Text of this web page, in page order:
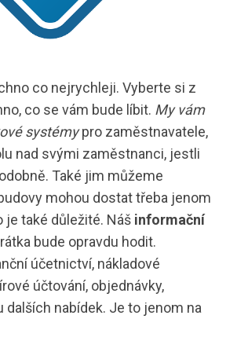
co nejrychleji. Vyberte si z
co se vám bude líbit. My vám
systémypro zaměstnavatele,
nad svými zaměstnanci, jestli
Také jim můžeme
mohou dostat třeba jenom
je také důležité. Náš informační
bude opravdu hodit.
účetnictví, nákladové
účtování, objednávky,
dalších nabídek. Je to jenom na